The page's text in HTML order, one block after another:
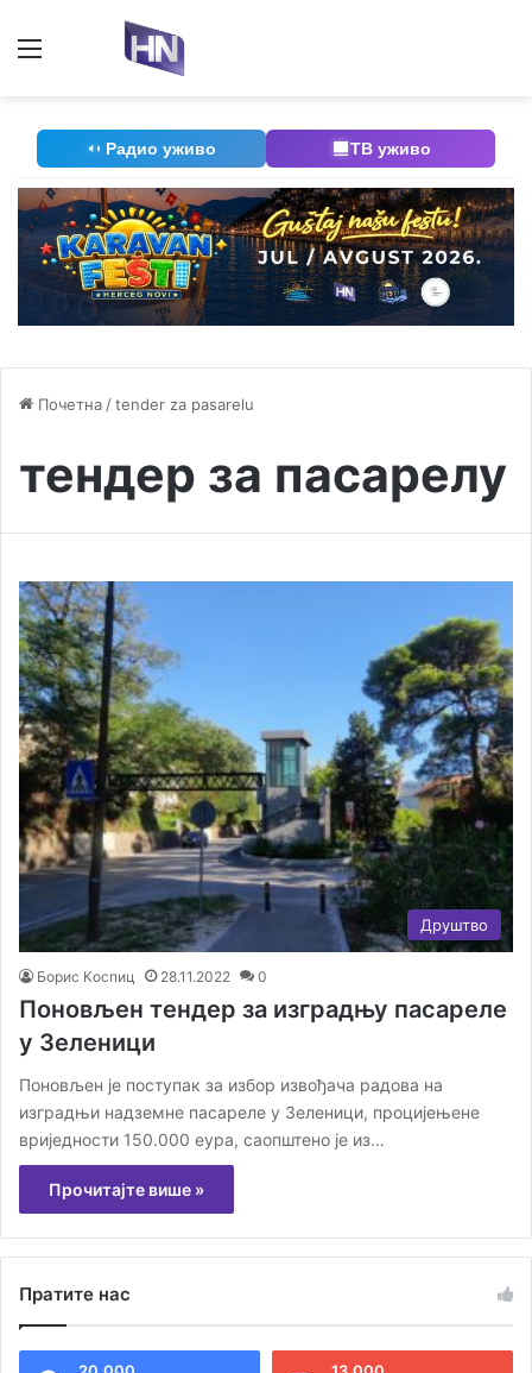
Радио уживо ТВ уживо
Почетна /tender za pasarelu
тендер за пасарелу
Друштво
Борис Коспиц 28.11.2022 0
Поновљен тендер за изградњу пасареле
у Зеленици
Поновљен је поступак за избор извођача радова на
изградњи надземне пасареле у Зеленици, процијењене
вриједности 150.000 еура, саопштено је из…
Прочитајте више »
Пратите нас